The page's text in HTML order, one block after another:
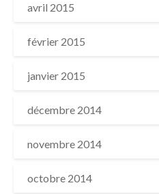
avril 2015
février 2015
janvier 2015
décembre 2014
novembre 2014
octobre 2014